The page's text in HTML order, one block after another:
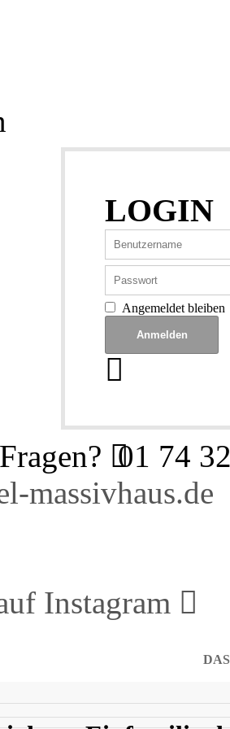
LOGIN
Angemeldet bleiben
01 74
massivhaus.de
Instagram